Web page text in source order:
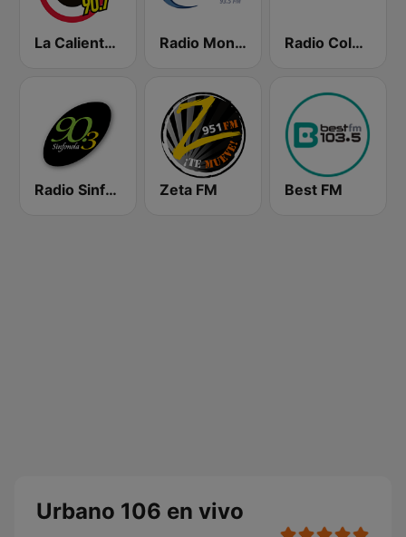
La Caliente 90.7 FM Radio Monumental Radio Columbia
Radio Sinfonola Zeta FM Best FM
Urbano 106 en vivo